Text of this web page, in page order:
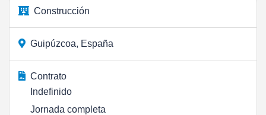
Construcción
Guipúzcoa, España
Contrato
Indefinido
Jornada completa